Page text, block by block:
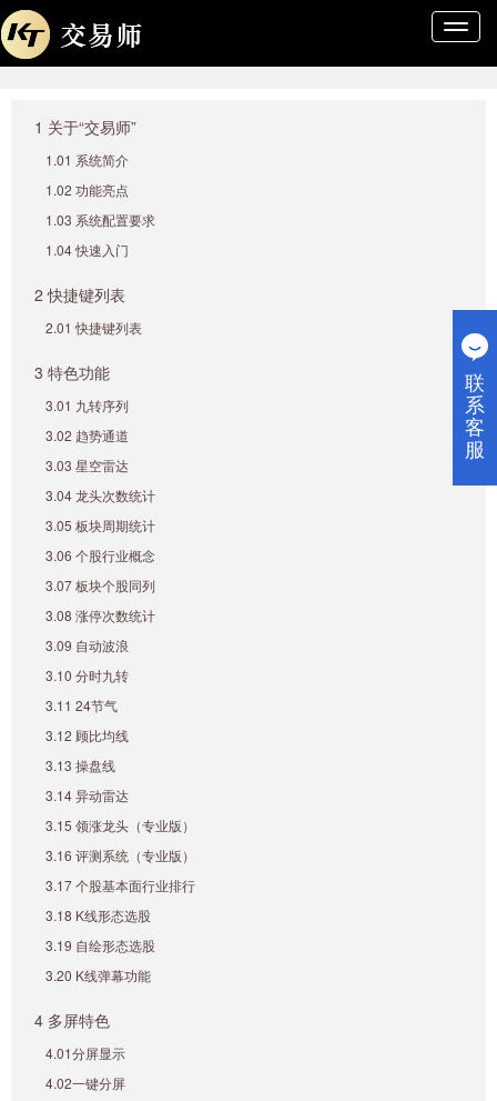
导
1 关于“交易师”
1.01 系统简介
1.02 功能亮点
1.03 系统配置要求
1.04 快速入门
2 快捷键列表
2.01 快捷键列表
3 特色功能
3.01 九转序列
3.02 趋势通道
3.03 星空雷达
3.04 龙头次数统计
3.05 板块周期统计
3.06 个股行业概念
3.07 板块个股同列
3.08 涨停次数统计
3.09 自动波浪
3.10 分时九转
3.11 24节气
3.12 顾比均线
3.13 操盘线
3.14 异动雷达
3.15 领涨龙头（专业版）
3.16 评测系统（专业版）
3.17 个股基本面行业排行
3.18 K线形态选股
3.19 自绘形态选股
3.20 K线弹幕功能
4 多屏特色
4.01分屏显示
4.02一键分屏
联
系
客
服